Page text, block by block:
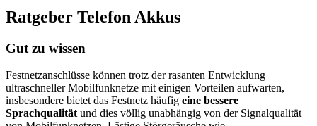
Ratgeber Telefon Akkus
Gut zu wissen
Festnetzanschlüsse können trotz der rasanten Entwicklung
ultraschneller Mobilfunknetze mit einigen Vorteilen aufwarten,
insbesondere bietet das Festnetz häufig eine bessere
Sprachqualitätund dies völlig unabhängig von der Signalqualität